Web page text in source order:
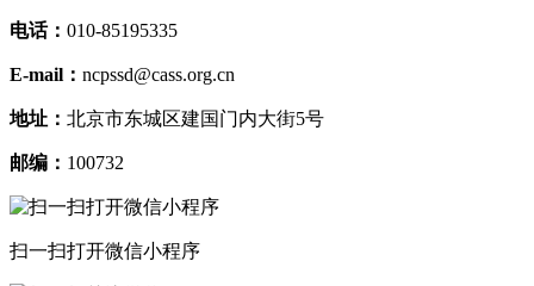
电话： 010-85195335
E-mail： ncpssd@cass.org.cn
地址： 北京市东城区建国门内大街5号
邮编： 100732
扫一扫打开微信小程序